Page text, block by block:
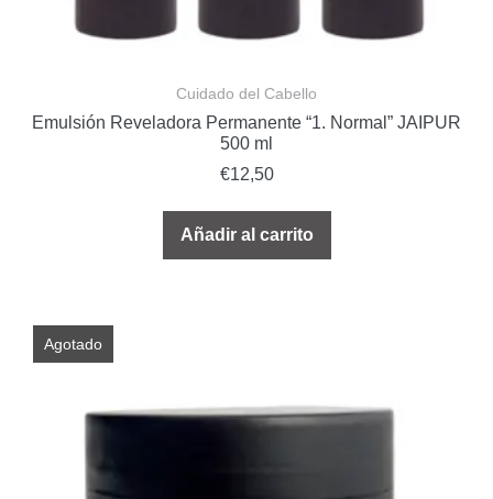
Cuidado del Cabello
Emulsión Reveladora Permanente “1. Normal” JAIPUR
500 ml
€12,50
Añadir al carrito
Agotado